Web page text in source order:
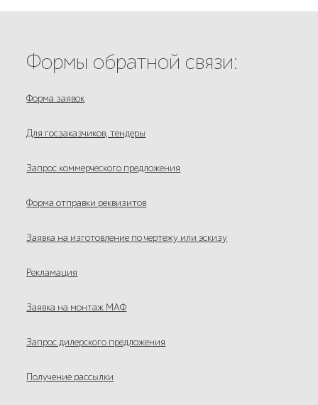
Формы обратной связи:
Форма заявок
Для госзаказчиков, тендеры
Запрос коммерческого предложения
Форма отправки реквизитов
Заявка на изготовление по чертежу или эскизу
Рекламация
Заявка на монтаж МАФ
Запрос дилерского предложения
Получение рассылки